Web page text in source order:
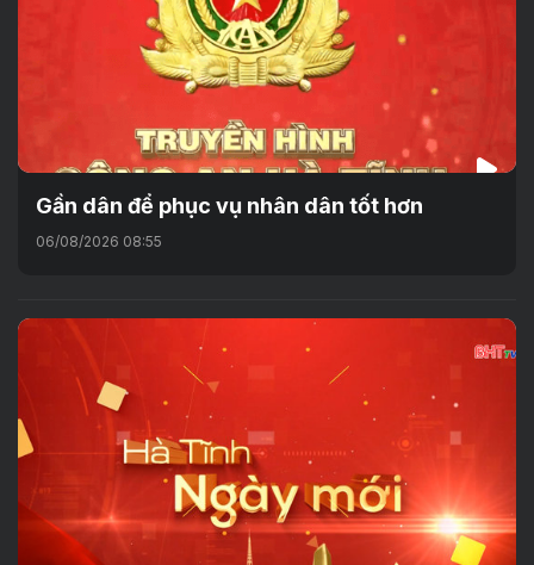
Gần dân để phục vụ nhân dân tốt hơn
06/08/2026 08:55